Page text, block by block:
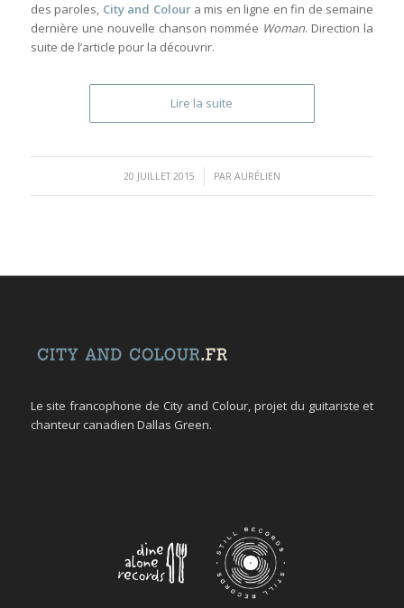
des paroles, City and Coloura mis en ligne en fin de semaine
dernière une nouvelle chanson nommée Woman. Direction la
suite de l’article pour la découvrir.
Lire la suite
20 JUILLET 2015
/ PAR AURÉLIEN
Le site francophone de City and Colour, projet du guitariste et
chanteur canadien Dallas Green.